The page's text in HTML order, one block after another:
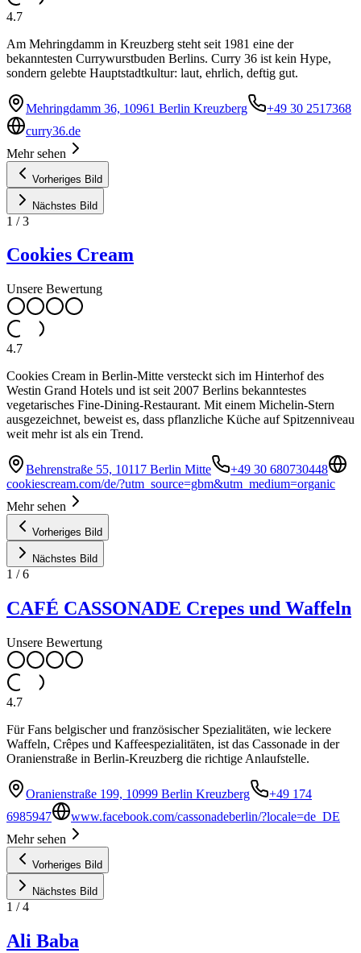
4.7
Am Mehringdamm in Kreuzberg steht seit 1981 eine der
bekanntesten Currywurstbuden Berlins. Curry 36 ist kein Hype,
sondern gelebte Hauptstadtkultur: laut, ehrlich, deftig gut.
Mehringdamm 36, 10961 Berlin Kreuzberg
+49 30 2517368
curry36.de
Mehr sehen
Vorheriges Bild
Nächstes Bild
1 /3
Cookies Cream
Unsere Bewertung
4.7
Cookies Cream in Berlin-Mitte versteckt sich im Hinterhof des
Westin Grand Hotels und ist seit 2007 Berlins bekanntestes
vegetarisches Fine-Dining-Restaurant. Mit einem Michelin-Stern
ausgezeichnet, beweist es, dass pflanzliche Küche auf Spitzenniveau
weit mehr ist als ein Trend.
Behrenstraße 55, 10117 Berlin Mitte
+49 30 680730448
cookiescream.com/de/?utm_source=gbm&utm_medium=organic
Mehr sehen
Vorheriges Bild
Nächstes Bild
1 /6
CAFÉ CASSONADE Crepes und Waffeln
Unsere Bewertung
4.7
Für Fans belgischer und französischer Spezialitäten, wie leckere
Waffeln, Crêpes und Kaffeespezialitäten, ist das Cassonade in der
Oranienstraße in Berlin-Kreuzberg die richtige Anlaufstelle.
Oranienstraße 199, 10999 Berlin Kreuzberg
+49 174
6985947
www.facebook.com/cassonadeberlin/?locale=de_DE
Mehr sehen
Vorheriges Bild
Nächstes Bild
1 /4
Ali Baba